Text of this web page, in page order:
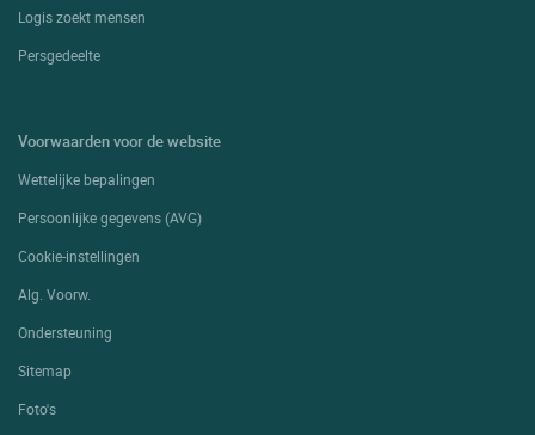
Logis zoekt mensen
Persgedeelte
Voorwaarden voor de website
Wettelijke bepalingen
Persoonlijke gegevens (AVG)
Cookie-instellingen
Alg. Voorw.
Ondersteuning
Sitemap
Foto's